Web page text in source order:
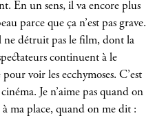
En un sens, il va encore plus
parce que ça n’est pas grave.
ne détruit pas le film, dont la
continuent à le
voir les ecchymoses. C’est
Je n’aime pas quand on
à ma place, quand on me dit :